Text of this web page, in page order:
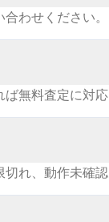
わせください。
無料査定に対
れ、動作未確